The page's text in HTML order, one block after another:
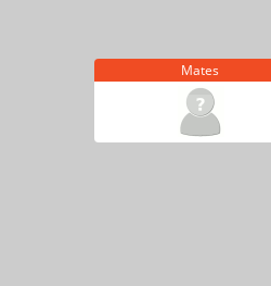
Mates